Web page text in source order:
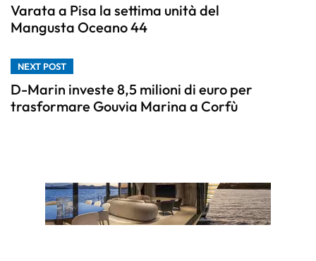
Varata a Pisa la settima unità del
Mangusta Oceano 44
NEXT POST
D-Marin investe 8,5 milioni di euro per
trasformare Gouvia Marina a Corfù